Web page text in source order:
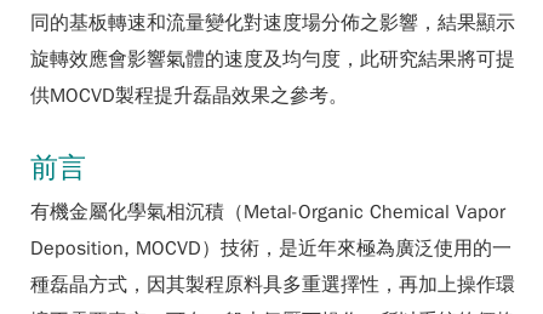
同的基板轉速和流量變化對速度場分佈之影響，結果顯示
旋轉效應會影響氣體的速度及均勻度，此研究結果將可提
供MOCVD製程提升磊晶效果之參考。
前言
有機金屬化學氣相沉積（Metal-Organic Chemical Vapor
Deposition, MOCVD）技術，是近年來極為廣泛使用的一
種磊晶方式，因其製程原料具多重選擇性，再加上操作環